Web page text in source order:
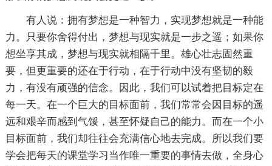
有人说：拥有梦想是一种智力，实现梦想就是一种能
力。只要你舍得付出，梦想与现实就是一步之遥；如果你
想坐享其成，梦想与现实就相隔千里。雄心壮志固然重
要，但更重要的还在于行动，在于行动中没有坚韧的毅
力，有没有顽强的信念。因此，我们可以试着把目标定在
每一天。在一个巨大的目标面前，我们常常会因目标的遥
远和艰辛而感到气馁，甚至怀疑自己的能力。而在一个小
目标面前，我们却往往会充满信心地去完成。所以我们要
学会把每天的课堂学习当作唯一重要的事情去做，全身心